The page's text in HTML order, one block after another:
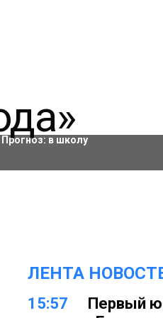
Актировки
Прогноз: в школу
ЛЕНТА
15:57
Первый